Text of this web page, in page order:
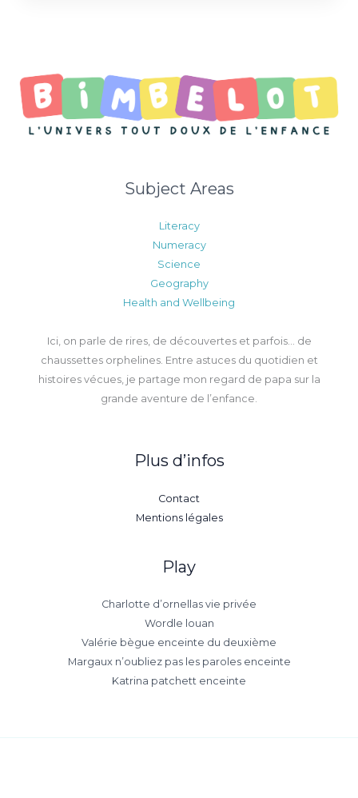
Subject Areas
Literacy
Numeracy
Science
Geography
Health and Wellbeing
Ici, on parle de rires, de découvertes et parfois… de
chaussettes orphelines. Entre astuces du quotidien et
histoires vécues, je partage mon regard de papa sur la
grande aventure de l’enfance.
Plus d’infos
Contact
Mentions légales
Play
Charlotte d’ornellas vie privée
Wordle louan
Valérie bègue enceinte du deuxième
Margaux n’oubliez pas les paroles enceinte
Katrina patchett enceinte